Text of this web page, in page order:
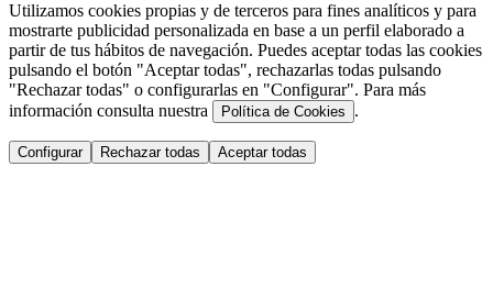
Utilizamos cookies propias y de terceros para fines analíticos y para
mostrarte publicidad personalizada en base a un perfil elaborado a
partir de tus hábitos de navegación. Puedes aceptar todas las cookies
pulsando el botón "Aceptar todas", rechazarlas todas pulsando
"Rechazar todas" o configurarlas en "Configurar". Para más
información consulta nuestra
Política de Cookies .
Configurar Rechazar todas Aceptar todas